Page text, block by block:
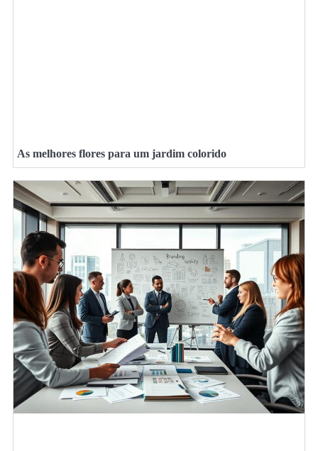
As melhores flores para um jardim colorido